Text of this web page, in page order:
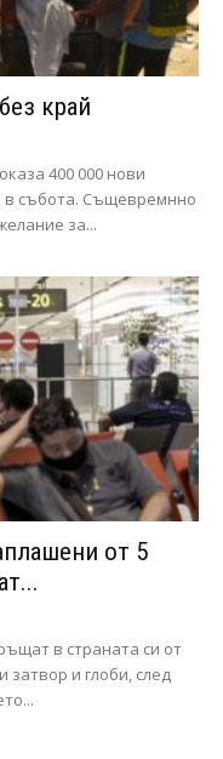
край
400 000 нови
в събота. Същевремнно
за...
от 5
в страната си от
затвор и глоби, след